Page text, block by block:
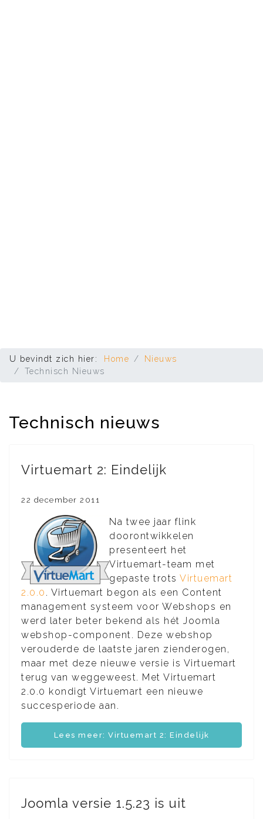
U bevindt zich hier: Home
Nieuws
Technisch Nieuws
Technisch nieuws
Virtuemart 2: Eindelijk
22 december 2011
Na twee jaar flink
doorontwikkelen
presenteert het
Virtuemart-team met
gepaste trots Virtuemart
2.0.0 . Virtuemart begon als een Content
management systeem voor Webshops en
werd later beter bekend als hét Joomla
webshop-component. Deze webshop
verouderde de laatste jaren zienderogen,
maar met deze nieuwe versie is Virtuemart
terug van weggeweest. Met Virtuemart
2.0.0 kondigt Virtuemart een nieuwe
succesperiode aan.
Lees meer: Virtuemart 2: Eindelijk
Joomla versie 1.5.23 is uit